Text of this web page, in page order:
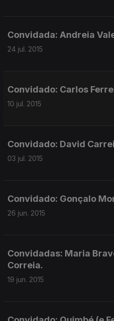
Convidada: Andreia
24 jul. 2015
Convidado: Carlos
10 jul. 2015
Convidado: David
03 jul. 2015
Convidado: Gonçalo
26 jun. 2015
Convidadas: Maria
Correia.
19 jun. 2015